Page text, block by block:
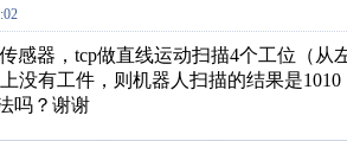
感器，tcp做直线运动扫描4个工位（从
没有工件，则机器人扫描的结果是1010
吗？谢谢